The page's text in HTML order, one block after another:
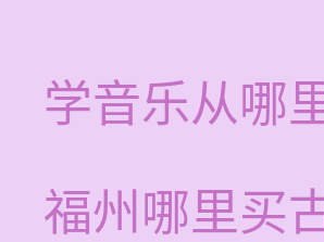
学音乐从哪
福州哪里买